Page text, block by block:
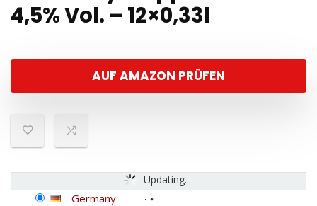
4,5% Vol. – 12×0,33l
AUF AMAZON PRÜFEN
Updating...
Germany -